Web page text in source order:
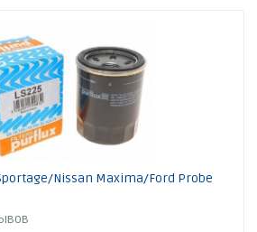
Nissan Maxima/Ford Probe